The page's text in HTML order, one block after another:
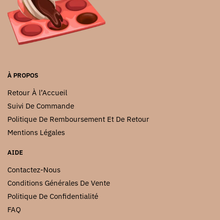
choisies
sur
page
À PROPOS
Retour À l’Accueil
Suivi De Commande
Politique De Remboursement Et De Retour
Mentions Légales
AIDE
Contactez-Nous
Conditions Générales De Vente
Politique De Confidentialité
FAQ